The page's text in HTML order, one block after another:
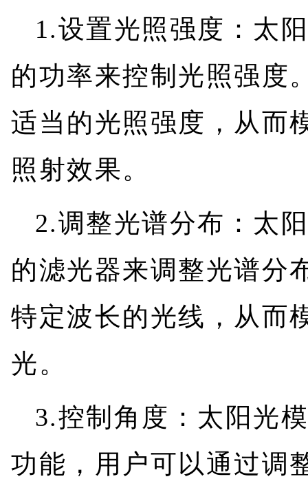
1.设置光照强度：太
的功率来控制光照强度
适当的光照强度，从而
照射效果。
2.调整光谱分布：太
的滤光器来调整光谱分
特定波长的光线，从而
光。
3.控制角度：太阳光
功能，用户可以通过调